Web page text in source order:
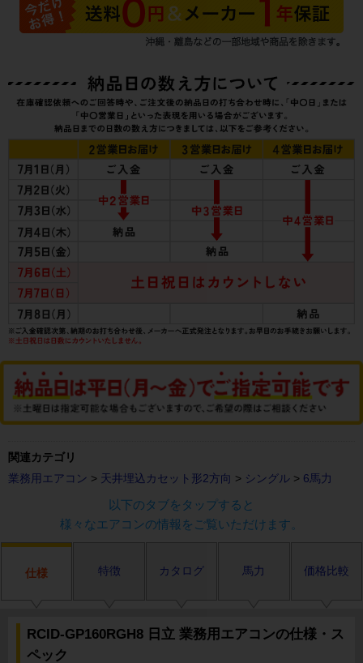
関連カテゴリ
業務用エアコン > 天井埋込カセット形2方向 > シングル > 6馬力
以下のタブをタップすると
様々なエアコンの情報をご覧いただけます。
仕様 特徴 カタログ 馬力 価格比較
RCID-GP160RGH8 日立 業務用エアコンの仕様・ス
ペック